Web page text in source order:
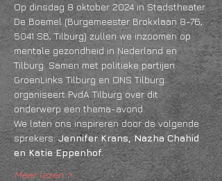
Op dinsdag 8 oktober 2024 in Stadstheater
De Boemel (Burgemeester Brokxlaan 8-76,
5041 SB, Tilburg) zullen we inzoomen op
mentale gezondheid in Nederland en
Tilburg. Samen met politieke partijen
GroenLinks Tilburg en ONS Tilburg
organiseert PvdA Tilburg over dit
onderwerp een thema-avond.
We laten ons inspireren door de volgende
sprekers: Jennifer Krans, Nazha Chahid
en Katie Eppenhof.
Meer lezen >